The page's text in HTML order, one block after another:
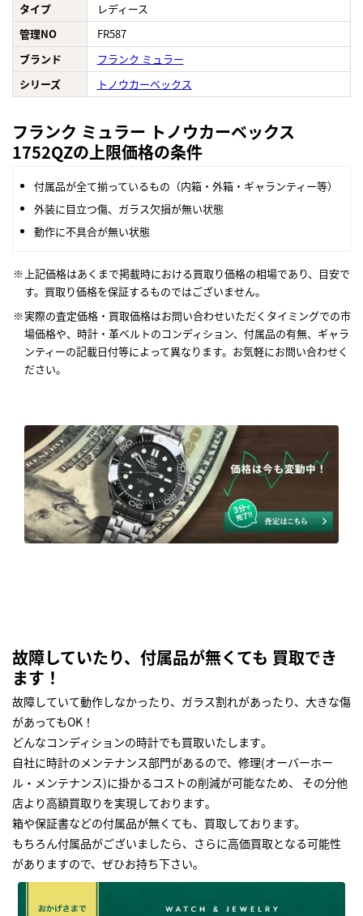
タイプ
レディース
管理NO
FR587
ブランド
フランク ミュラー
シリーズ
トノウカーベックス
フランク ミュラー トノウカーベックス
1752QZの上限価格の条件
付属品が全て揃っているもの（内箱・外箱・ギャランティー等）
外装に目立つ傷、ガラス欠損が無い状態
動作に不具合が無い状態
上記価格はあくまで掲載時における買取り価格の相場であり、目安で
す。買取り価格を保証するものではございません。
実際の査定価格・買取価格はお問い合わせいただくタイミングでの市
場価格や、時計・革ベルトのコンディション、付属品の有無、ギャラ
ンティーの記載日付等によって異なります。お気軽にお問い合わせく
ださい。
故障していたり、付属品が無くても 買取でき
ます！
故障していて動作しなかったり、ガラス割れがあったり、大きな傷
があってもOK！
どんなコンディションの時計でも買取いたします｡
自社に時計のメンテナンス部門があるので、修理(オーバーホー
ル・メンテナンス)に掛かるコストの削減が可能なため、 その分他
店より高額買取りを実現しております｡
箱や保証書などの付属品が無くても、買取しております。
もちろん付属品がございましたら、さらに高価買取となる可能性
がありますので、ぜひお持ち下さい｡